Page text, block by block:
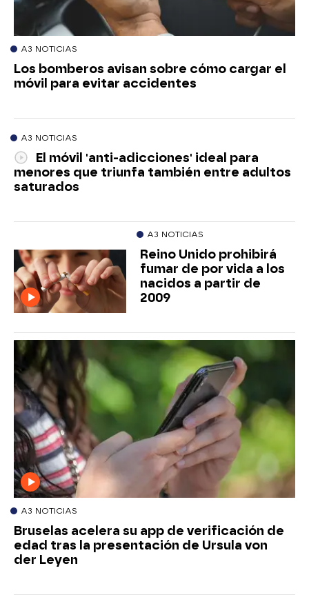
A3 NOTICIAS
Los bomberos avisan sobre cómo cargar el
móvil para evitar accidentes
A3 NOTICIAS
El móvil 'anti-adicciones' ideal para
menores que triunfa también entre adultos
saturados
A3 NOTICIAS
Reino Unido prohibirá
fumar de por vida a los
nacidos a partir de
2009
A3 NOTICIAS
Bruselas acelera su app de verificación de
edad tras la presentación de Ursula von
der Leyen